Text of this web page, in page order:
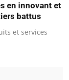
en innovant et
battus
et services